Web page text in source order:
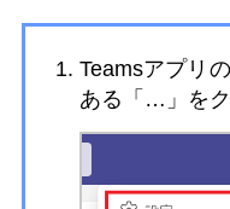
Teamsアプリ
ある「…」を